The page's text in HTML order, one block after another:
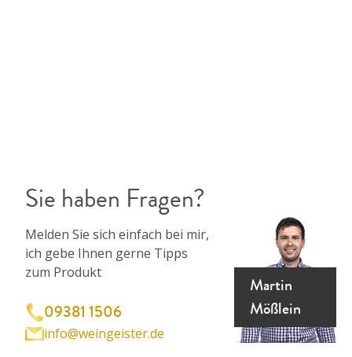
Sie haben Fragen?
Melden Sie sich einfach bei mir,
ich gebe Ihnen gerne Tipps
zum Produkt
09381 1506
info@weingeister.de
Martin
Mößlein